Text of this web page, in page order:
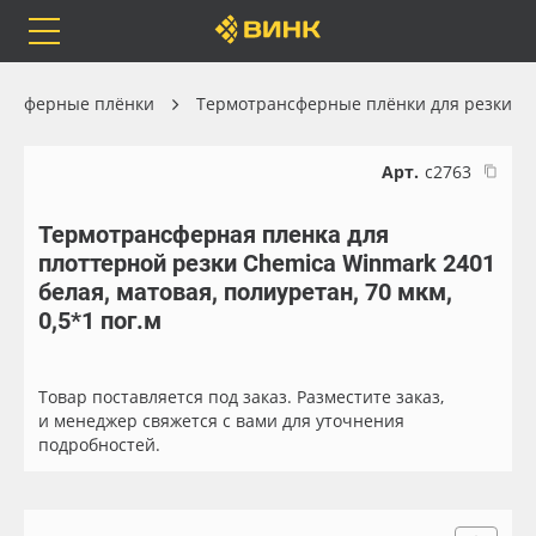
Каталог
Orafol
Доставка
Весь каталог
Рулонные материалы
Листовые материалы
плёнки Термотрансферные плёнки для резки
Арт. с2763
Термотрансферная пленка для
плоттерной резки Chemica Winmark 2401
белая, матовая, полиуретан, 70 мкм,
0,5*1 пог.м
Товар поставляется под заказ. Разместите заказ,
и менеджер свяжется с вами для уточнения
подробностей.